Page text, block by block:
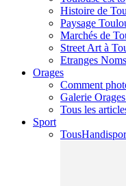
Histoire de
Paysage
Marchés de
Street Art à
Etranges
Orages
Comment
Galerie
Tous les
Sport
Tous